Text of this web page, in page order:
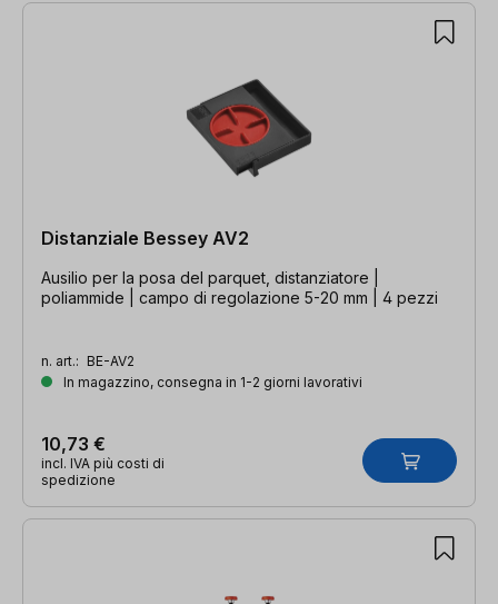
Distanziale Bessey AV2
Ausilio per la posa del parquet, distanziatore |
poliammide | campo di regolazione 5-20 mm | 4 pezzi
n. art.: BE-AV2
In magazzino, consegna in 1-2 giorni lavorativi
10,73 €
incl. IVA più costi di
spedizione